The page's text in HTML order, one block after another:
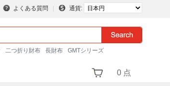
よくある質問 通貨:
二つ折り財布 長財布 GMTシリーズ
0 点